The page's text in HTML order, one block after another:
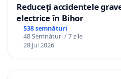
Reduceți accidentele
electrice în Bihor
538 semnături
48 Semnături / 7 zile
28 Jul 2026